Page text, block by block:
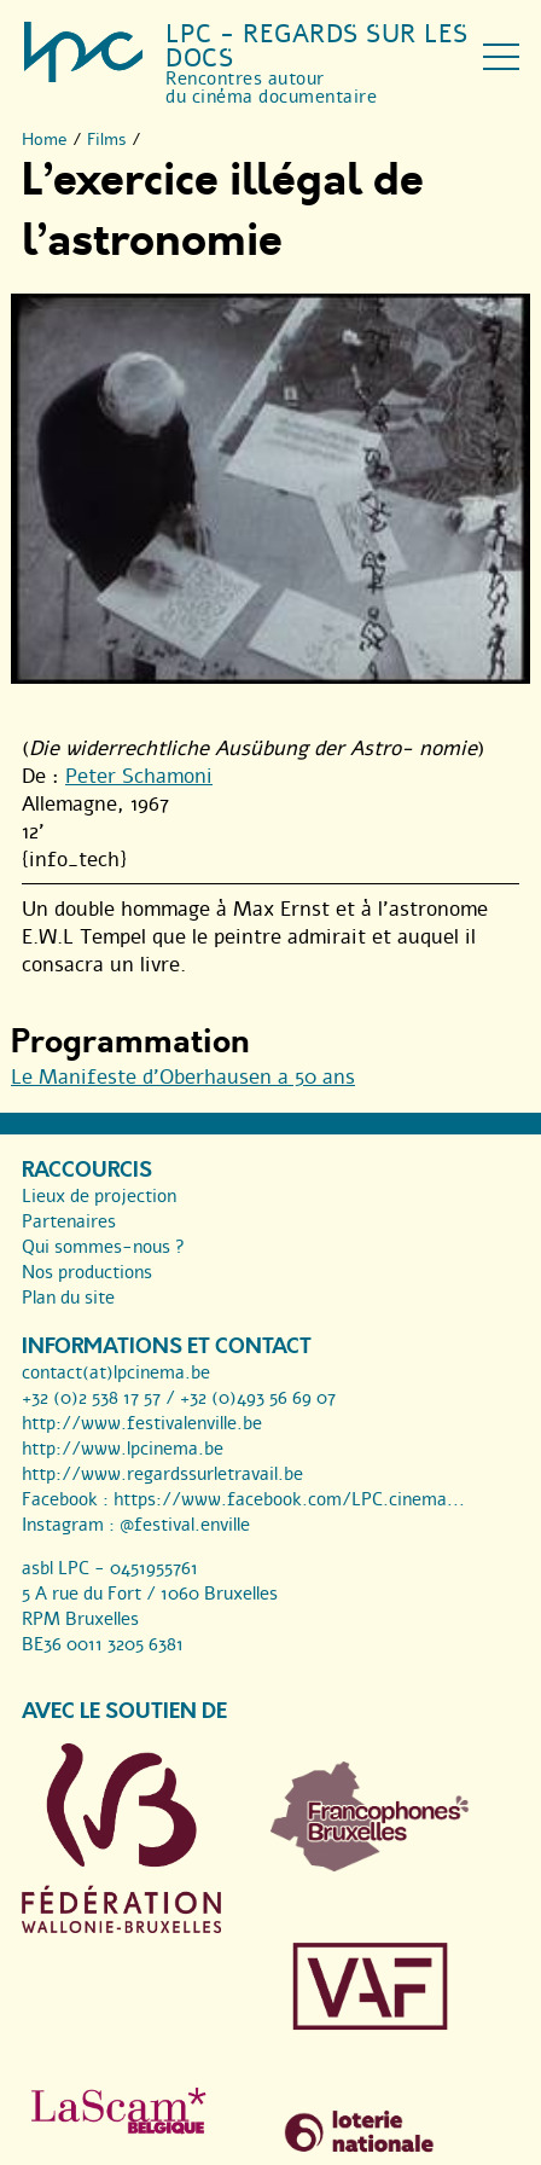
LPC - REGARDS SUR LES
DOCS
Rencontres autour
du cinéma documentaire
Home / Films /
L’exercice illégal de
l’astronomie
(Die widerrechtliche Ausübung der Astro- nomie)
De : Peter Schamoni
Allemagne, 1967
12'
{info_tech}
Un double hommage à Max Ernst et à l’astronome
E.W.L Tempel que le peintre admirait et auquel il
consacra un livre.
Programmation
Le Manifeste d’Oberhausen a 50 ans
RACCOURCIS
Lieux de projection
Partenaires
Qui sommes-nous ?
Nos productions
Plan du site
INFORMATIONS ET CONTACT
contact(at)lpcinema.be
+32 (0)2 538 17 57 / +32 (0)493 56 69 07
http://www.festivalenville.be
http://www.lpcinema.be
http://www.regardssurletravail.be
Facebook : https://www.facebook.com/LPC.cinema...
Instagram : @festival.enville
asbl LPC - 0451955761
5 A rue du Fort / 1060 Bruxelles
RPM Bruxelles
BE36 0011 3205 6381
AVEC LE SOUTIEN DE